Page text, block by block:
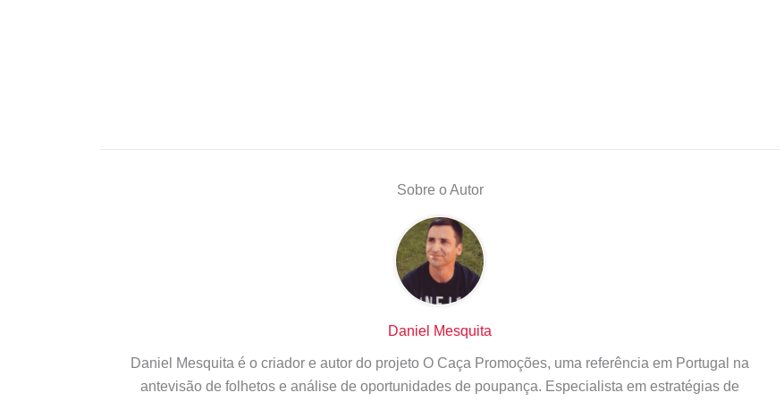
Sobre o Autor
Daniel Mesquita
Daniel Mesquita é o criador e autor do projeto O Caça Promoções, uma referência em Portugal na
antevisão de folhetos e análise de oportunidades de poupança. Especialista em estratégias de